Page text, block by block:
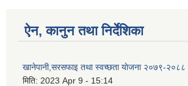
ऐन, कानुन तथा निर्देशिका
खानेपानी,सरसफाइ तथा स्वच्छता याेजना २०७९-२०८८
मिति: 2023 Apr 9 - 15:14